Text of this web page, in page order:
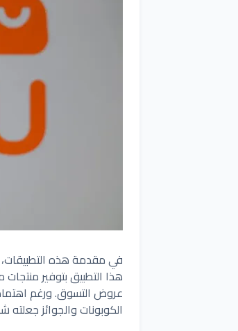
في مقدمة هذه
عروض التسوق. ورغم
الكوبونات والجوائز جعلته